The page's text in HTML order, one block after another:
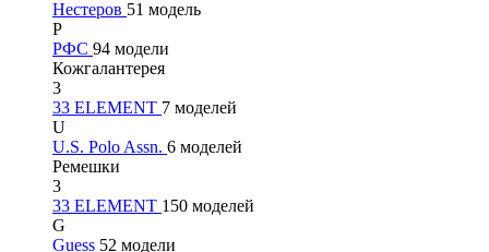
Нестеров 51 модель
Р
РФС 94 модели
Кожгалантерея
3
33 ELEMENT 7 моделей
U
U.S. Polo Assn. 6 моделей
Ремешки
3
33 ELEMENT 150 моделей
G
Guess 52 модели